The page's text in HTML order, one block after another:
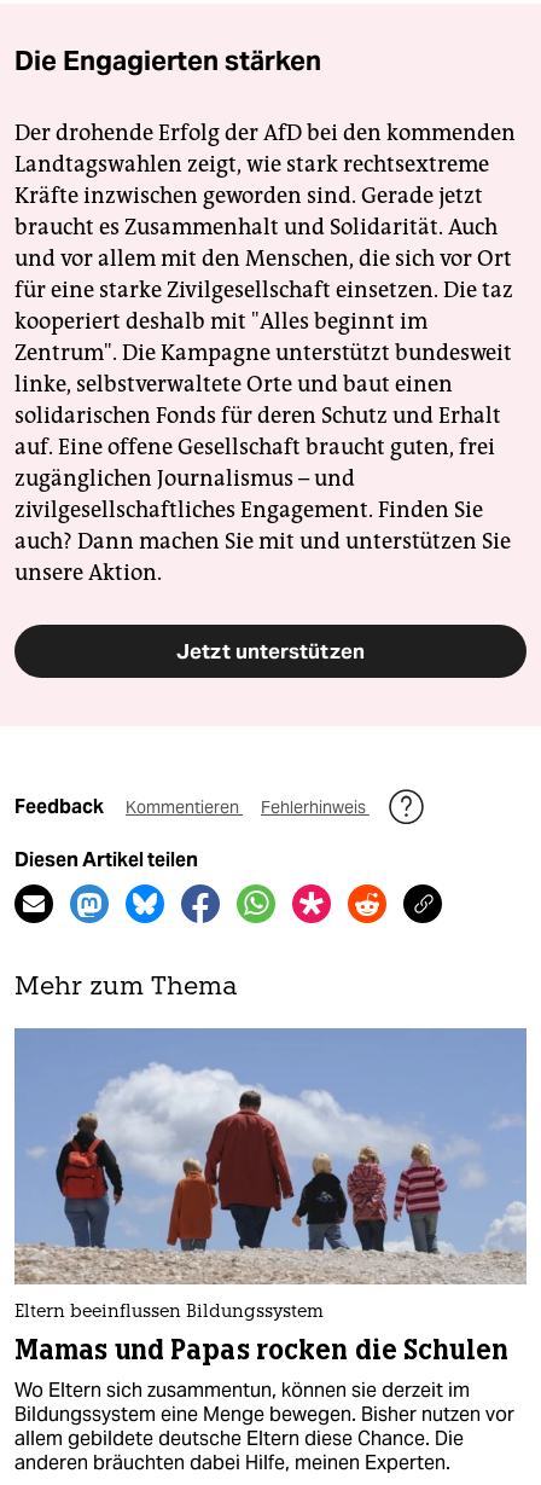
Die Engagierten stärken
Der drohende Erfolg der AfD bei den kommenden
Landtagswahlen zeigt, wie stark rechtsextreme
Kräfte inzwischen geworden sind. Gerade jetzt
braucht es Zusammenhalt und Solidarität. Auch
und vor allem mit den Menschen, die sich vor Ort
für eine starke Zivilgesellschaft einsetzen. Die taz
kooperiert deshalb mit "Alles beginnt im
Zentrum". Die Kampagne unterstützt bundesweit
linke, selbstverwaltete Orte und baut einen
solidarischen Fonds für deren Schutz und Erhalt
auf. Eine offene Gesellschaft braucht guten, frei
zugänglichen Journalismus – und
zivilgesellschaftliches Engagement. Finden Sie
auch? Dann machen Sie mit und unterstützen Sie
unsere Aktion.
Jetzt unterstützen
Feedback Kommentieren Fehlerhinweis
Diesen Artikel teilen
Mehr zum Thema
Eltern beeinflussen Bildungssystem
Mamas und Papas rocken die Schulen
Wo Eltern sich zusammentun, können sie derzeit im
Bildungssystem eine Menge bewegen. Bisher nutzen vor
allem gebildete deutsche Eltern diese Chance. Die
anderen bräuchten dabei Hilfe, meinen Experten.